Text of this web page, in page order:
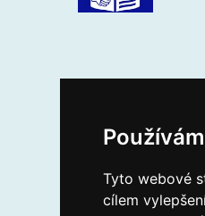
Tyto webové
cílem